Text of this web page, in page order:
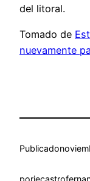
del litoral.
Tomado de
nuevamente
Publicado